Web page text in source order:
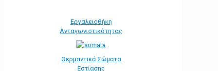
Εργαλειοθήκη
Ανταγωνιστικότητας
Θερμαντικά Σώματα
Εστίασης